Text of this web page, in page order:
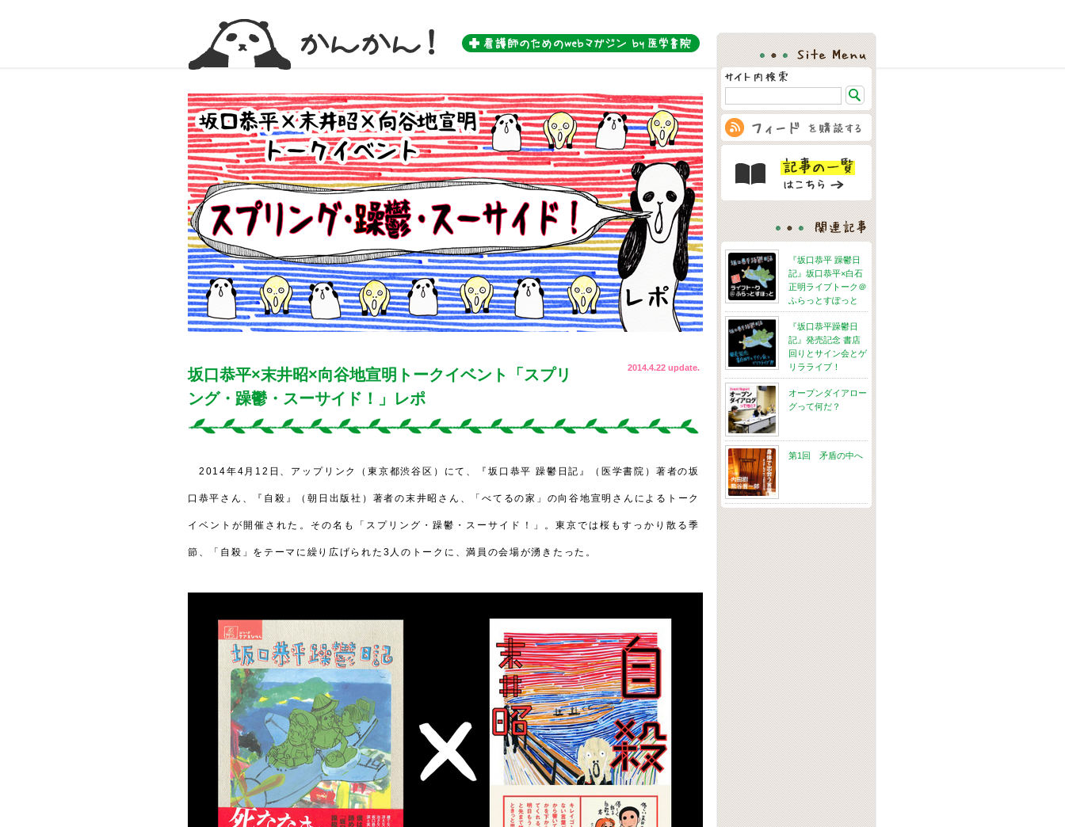
坂口恭平×末井昭×向谷地宣明トークイベント「スプリ
ング・躁鬱・スーサイド！」レポ
2014.4.22 update.
2014年4月12日、アップリンク（東京都渋谷区）にて、『坂口恭平 躁鬱日記』（医学書院）著者の坂
口恭平さん、『自殺』（朝日出版社）著者の末井昭さん、「べてるの家」の向谷地宣明さんによるトーク
イベントが開催された。その名も「スプリング・躁鬱・スーサイド！」。東京では桜もすっかり散る季
節、「自殺」をテーマに繰り広げられた3人のトークに、満員の会場が湧きたった。
Site Menu
関連記事
『坂口恭平 躁鬱日
記』坂口恭平×白石
正明ライブトーク＠
ふらっとすぽっと
『坂口恭平躁鬱日
記』発売記念 書店
回りとサイン会とゲ
リラライブ！
オープンダイアロー
グって何だ？
第1回 矛盾の中へ